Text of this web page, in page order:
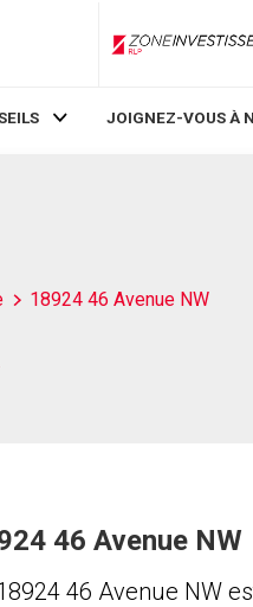
JOIGNEZ-VOUS À
18924 46 Avenue NW
46 Avenue NW
46 Avenue NW